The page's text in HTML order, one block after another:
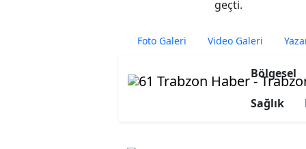
geçti.
Foto Galeri Video Galeri
Bölgesel
Sağlık